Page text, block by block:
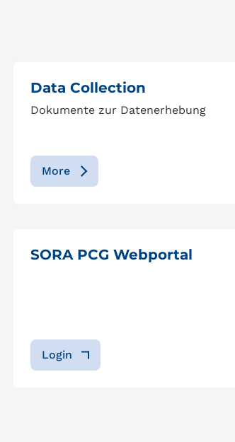
Data Collection
Dokumente zur Datenerhebung
More
SORA PCG Webportal
Login